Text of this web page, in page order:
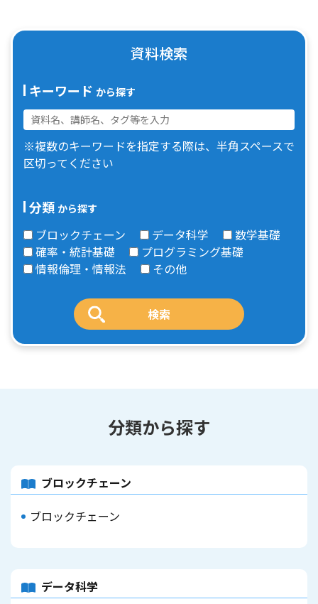
資料検索
キーワード から探す
※複数のキーワードを指定する際は、半角スペースで
区切ってください
分類 から探す
ブロックチェーン データ科学
数学基礎
確率・統計基礎
プログラミング基礎
情報倫理・情報法
その他
分類から探す
ブロックチェーン
ブロックチェーン
データ科学